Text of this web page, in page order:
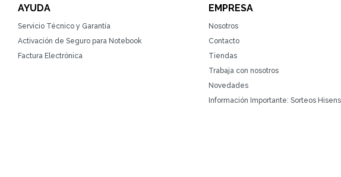
AYUDA
Servicio Técnico y Garantía
Activación de Seguro para Notebook
Factura Electrónica
EMPRESA
Nosotros
Contacto
Tiendas
Trabaja con nosotros
Novedades
Información Importante: Sorteos